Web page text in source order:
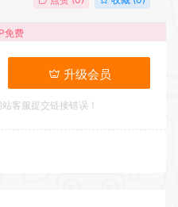
免费
升级会员
客服提交链接错误！